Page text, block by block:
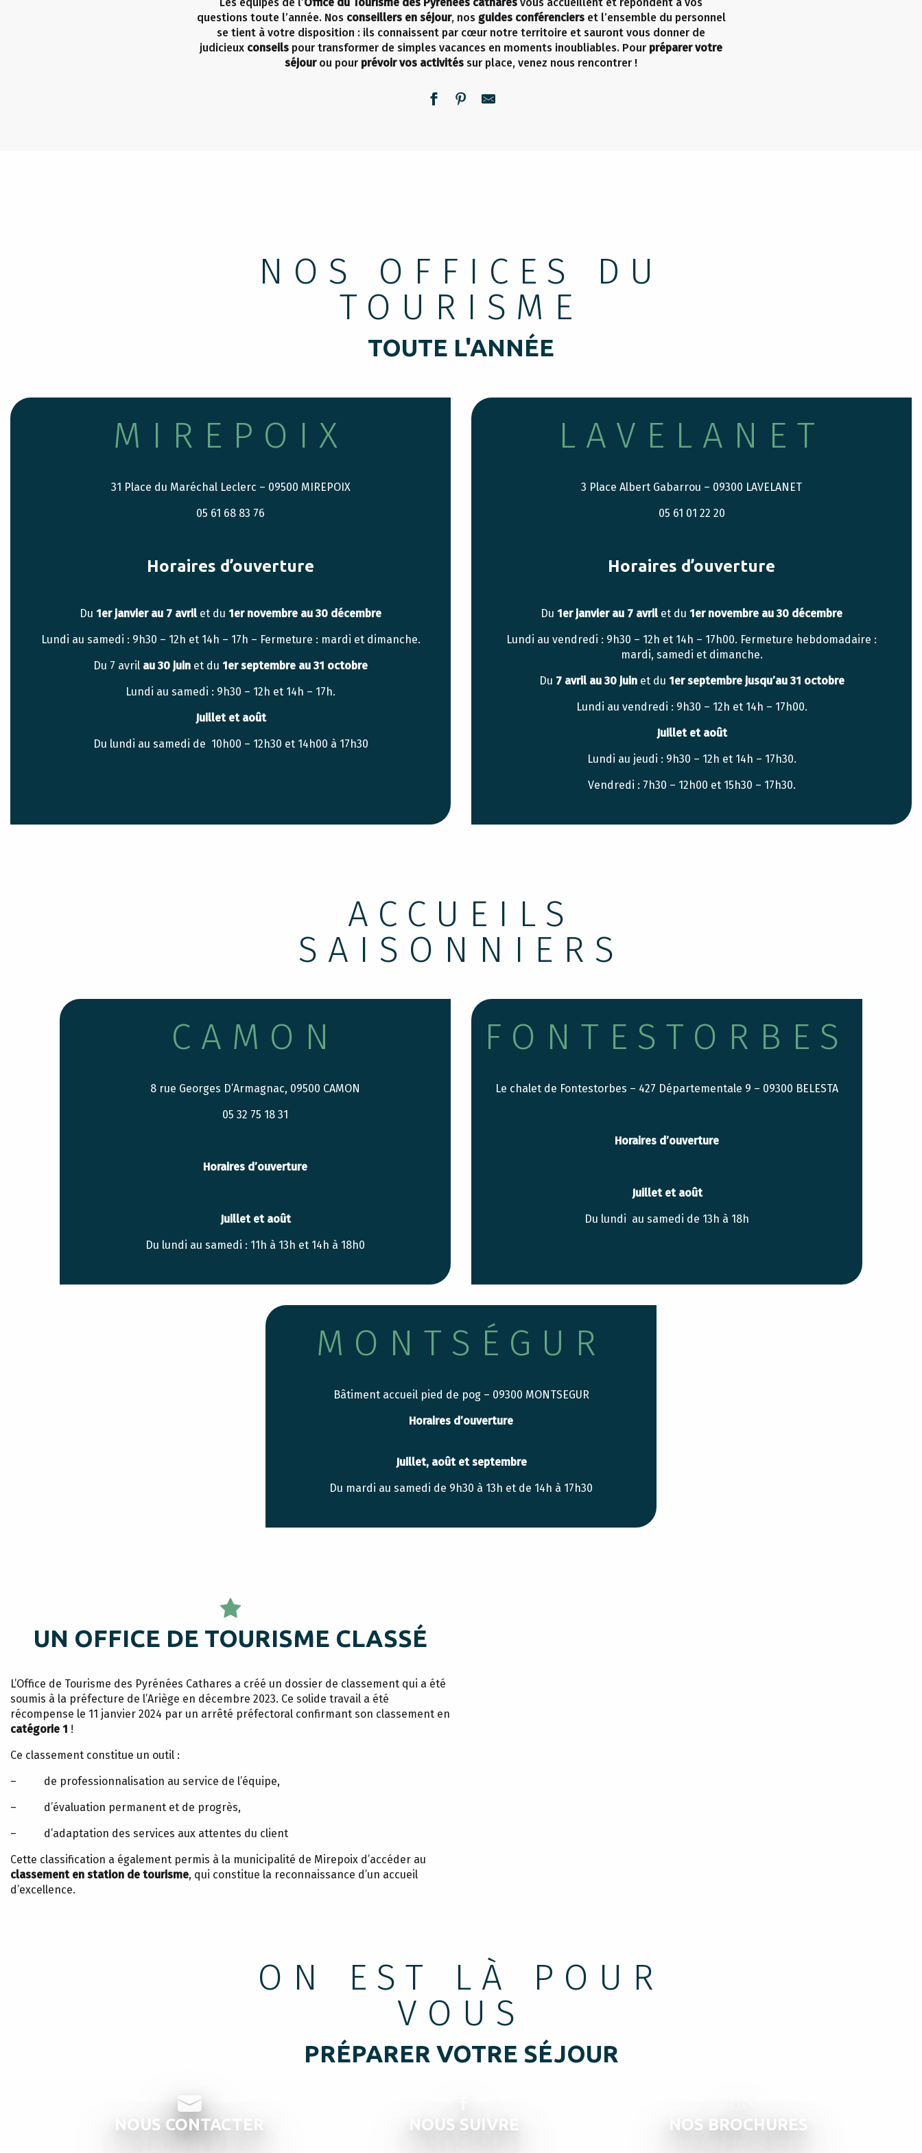
questions toute l’année. Nos conseillers en séjour, nos guides conférencierset l’ensemble du personnel
se tient à votre disposition : ils connaissent par cœur notre territoire et sauront vous donner de
judicieux conseils pour transformer de simples vacances en moments inoubliables. Pour préparer votre
séjourou pour prévoir vos activités sur place, venez nous rencontrer !
NOS OFFICES DU
TOURISME
TOUTE L'ANNÉE
MIREPOIX
31 Place du Maréchal Leclerc – 09500 MIREPOIX
05 61 68 83 76
Horaires d’ouverture
Du 1er janvier au 7 avrilet du 1er novembre au 30 décembre
Lundi au samedi : 9h30 – 12h et 14h – 17h – Fermeture : mardi et dimanche.
Du 7 avril au 30 juin et du 1er septembre au 31 octobre
Lundi au samedi : 9h30 – 12h et 14h – 17h.
Juillet et août
Du lundi au samedi de 10h00 – 12h30 et 14h00 à 17h30
LAVELANET
3 Place Albert Gabarrou – 09300 LAVELANET
05 61 01 22 20
Horaires d’ouverture
Du 1er janvier au 7 avrilet du 1er novembre au 30 décembre
Lundi au vendredi : 9h30 – 12h et 14h – 17h00. Fermeture hebdomadaire :
mardi, samedi et dimanche.
Du 7 avril au 30 juin et du 1er septembre jusqu’au 31 octobre
Lundi au vendredi : 9h30 – 12h et 14h – 17h00.
Juillet et août
Lundi au jeudi : 9h30 – 12h et 14h – 17h30.
Vendredi : 7h30 – 12h00 et 15h30 – 17h30.
ACCUEILS
SAISONNIERS
CAMON
8 rue Georges D’Armagnac, 09500 CAMON
05 32 75 18 31
Horaires d’ouverture
Juillet et août
Du lundi au samedi : 11h à 13h et 14h à 18h0
FONTESTORBES
Le chalet de Fontestorbes – 427 Départementale 9 – 09300 BELESTA
Horaires d’ouverture
Juillet et août
Du lundi au samedi de 13h à 18h
MONTSÉGUR
Bâtiment accueil pied de pog – 09300 MONTSEGUR
Horaires d’ouverture
Juillet, août et septembre
Du mardi au samedi de 9h30 à 13h et de 14h à 17h30
UN OFFICE DE TOURISME CLASSÉ
L’Office de Tourisme des Pyrénées Cathares a créé un dossier de classement qui a été
soumis à la préfecture de l’Ariège en décembre 2023. Ce solide travail a été
récompense le 11 janvier 2024 par un arrêté préfectoral confirmant son classement en
catégorie 1 !
Ce classement constitue un outil :
– de professionnalisation au service de l’équipe,
– d’évaluation permanent et de progrès,
– d’adaptation des services aux attentes du client
Cette classification a également permis à la municipalité de Mirepoix d’accéder au
classement en station de tourisme, qui constitue la reconnaissance d’un accueil
d’excellence.
ON EST LÀ POUR
VOUS
PRÉPARER VOTRE SÉJOUR
NOUS CONTACTER NOUS SUIVRE NOS BROCHURES